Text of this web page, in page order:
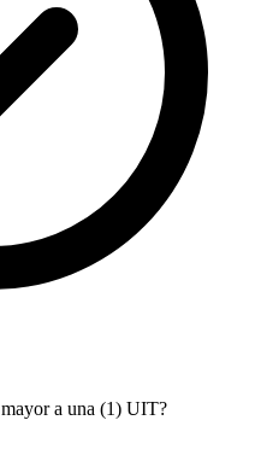
a una (1) UIT?